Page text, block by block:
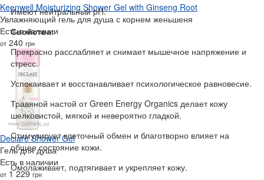
Имеют нейтральный pH.
Свойства:
Прекрасно расслабляет и снимает мышечное напряжение и
стресс.
Успокаивает и восстанавливает психологическое равновесие.
Травяной настой от Green Energy Organics делает кожу
шелковистой, мягкой и невероятно гладкой.
Стимулирует клеточный обмен и благотворно влияет на
общее состояние кожи.
Омолаживает, подтягивает и укрепляет кожу.
Keenwell Moisturizing Shower Gel with Ginseng Root
Увлажняющий гель для душа с корнем женьшеня
Есть в наличии
от 240 грн
Declare Shower Gel
Гель для душа
Есть в наличии
от 1 229грн